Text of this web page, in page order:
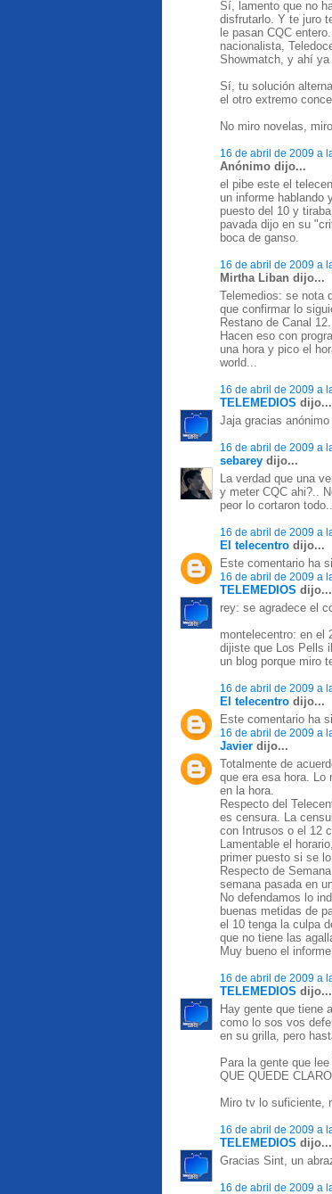
Sí, lamento que no
disfrutarlo. Y te juro
le pasan CQC
nacionalista,
Showmatch, y ahí
Sí, tu solución
el otro extremo
No miro novelas,
16 de abril de 2009 a
Anónimo dijo...
el pibe este el
un informe hablando
puesto del 10 y
pavada dijo en su
boca de ganso.
16 de abril de 2009 a
Mirtha Liban dijo...
Telemedios: se nota
que confirmar lo
Restano de Canal
Hacen eso con
una hora y pico el
world...
16 de abril de 2009 a
TELEMEDIOS dijo...
Jaja gracias
16 de abril de 2009 a
sebarey dijo...
La verdad que una
y meter CQC ahi?..
peor lo cortaron
16 de abril de 2009 a
El telecentro dijo...
Este comentario ha
16 de abril de 2009 a
TELEMEDIOS dijo...
rey: se agradece el
montelecentro: en el
dijiste que Los Pells
un blog porque miro
16 de abril de 2009 a
El telecentro dijo...
Este comentario ha
16 de abril de 2009 a
Javier dijo...
Totalmente de
que era esa hora. Lo
en la hora.
Respecto del
es censura. La
con Intrusos o el 12
Lamentable el
primer puesto si se
Respecto de
semana pasada en
No defendamos lo
buenas metidas de
el 10 tenga la culpa
que no tiene las
Muy bueno el
16 de abril de 2009 a
TELEMEDIOS dijo...
Hay gente que tiene
como lo sos vos
en su grilla, pero
Para la gente que
QUE QUEDE
Miro tv lo suficiente,
16 de abril de 2009 a
TELEMEDIOS dijo...
Gracias Sint, un
16 de abril de 2009 a